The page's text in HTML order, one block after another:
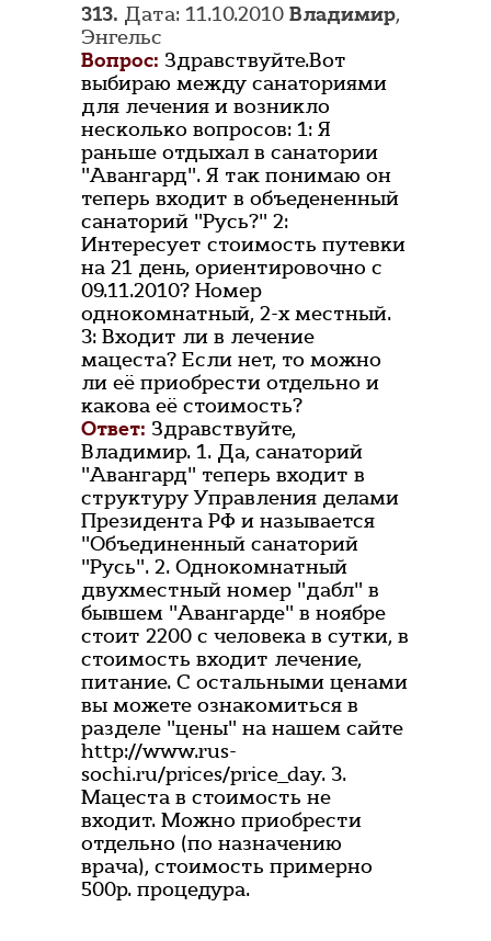
313. Дата: 11.10.2010 Владимир,
Энгельс
Вопрос: Здравствуйте.Вот
выбираю между санаториями
для лечения и возникло
несколько вопросов: 1: Я
раньше отдыхал в санатории
"Авангард". Я так понимаю он
теперь входит в объедененный
санаторий "Русь?" 2:
Интересует стоимость путевки
на 21 день, ориентировочно с
09.11.2010? Номер
однокомнатный, 2-х местный.
3: Входит ли в лечение
мацеста? Если нет, то можно
ли её приобрести отдельно и
какова её стоимость?
Ответ: Здравствуйте,
Владимир. 1. Да, санаторий
"Авангард" теперь входит в
структуру Управления делами
Президента РФ и называется
"Объединенный санаторий
"Русь". 2. Однокомнатный
двухместный номер "дабл" в
бывшем "Авангарде" в ноябре
стоит 2200 с человека в сутки, в
стоимость входит лечение,
питание. С остальными ценами
вы можете ознакомиться в
разделе "цены" на нашем сайте
http://www.rus-
sochi.ru/prices/price_day. 3.
Мацеста в стоимость не
входит. Можно приобрести
отдельно (по назначению
врача), стоимость примерно
500р. процедура.